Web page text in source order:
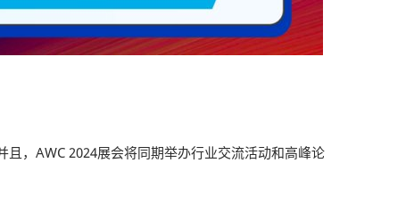
，AWC 2024展会将同期举办行业交流活动和高峰论